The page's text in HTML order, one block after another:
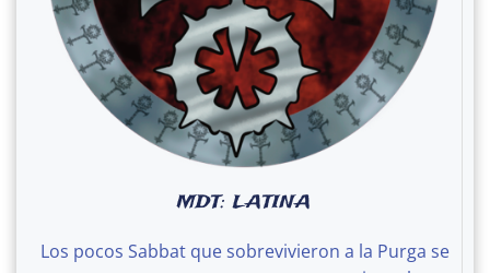
MDT: LATINA
Los pocos Sabbat que sobrevivieron a la Purga se